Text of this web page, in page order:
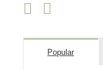
Popular